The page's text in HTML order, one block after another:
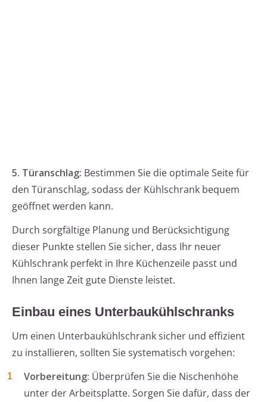
5. Türanschlag: Bestimmen Sie die optimale Seite für
den Türanschlag, sodass der Kühlschrank bequem
geöffnet werden kann.
Durch sorgfältige Planung und Berücksichtigung
dieser Punkte stellen Sie sicher, dass Ihr neuer
Kühlschrank perfekt in Ihre Küchenzeile passt und
Ihnen lange Zeit gute Dienste leistet.
Einbau eines Unterbaukühlschranks
Um einen Unterbaukühlschrank sicher und effizient
zu installieren, sollten Sie systematisch vorgehen:
Vorbereitung: Überprüfen Sie die Nischenhöhe
unter der Arbeitsplatte. Sorgen Sie dafür, dass der